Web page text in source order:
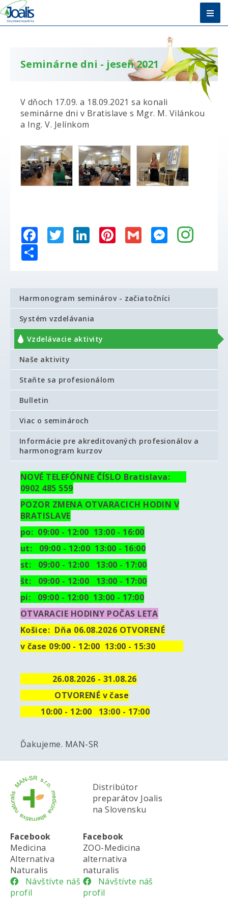
Metóda
Vzdelávanie
O nás + Kontakty
Poradňa
Seminárne dni - jeseň 2021
V dňoch 17.09. a 18.09.2021 sa konali
seminárne dni v Bratislave s Mgr. M. Vilánkou
a Ing. V. Jelínkom
FacebookTwitterLinkedInPinterest
Gmail Messenger
Harmonogram seminárov - začiatočníci
Systém vzdelávania
Vzdelávacie aktivity
Naše aktivity
Staňte sa profesionálom
Bulletin
Viac o seminároch
Informácie pre akreditovaných profesionálov a
harmonogram kurzov
NOVÉ TELEFÓNNE ČÍSLO Bratislava:
0902 485 559
POZOR ZMENA OTVARACICH HODIN V
BRATISLAVE
po: 09:00 - 12:00 13:00 - 16:00
ut: 09:00 - 12:00 13:00 - 16:00
st: 09:00 - 12:00 13:00 - 17:00
št: 09:00 - 12:00 13:00 - 17:00
pi: 09:00 - 12:00 13:00 - 17:00
OTVARACIE HODINY POČAS LETA
Košice: Dňa 06.08.2026 OTVORENÉ
v čase 09:00 - 12:00 13:00 - 15:30
26.08.2026 - 31.08.26
OTVORENÉ v čase
10:00 - 12:00 13:00 - 17:00
Ďakujeme. MAN-SR
Distribútor
preparátov Joalis
na Slovensku
Facebook
Medicina
Alternativa
Naturalis
Návštívte náš
profil
Facebook
ZOO-Medicina
alternativa
naturalis
Návštívte náš
profil